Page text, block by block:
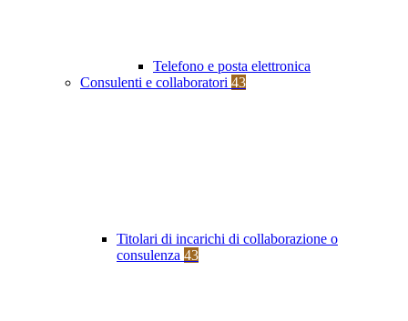
Telefono e posta elettronica
Consulenti e collaboratori 43
Titolari di incarichi di collaborazione o
consulenza 43